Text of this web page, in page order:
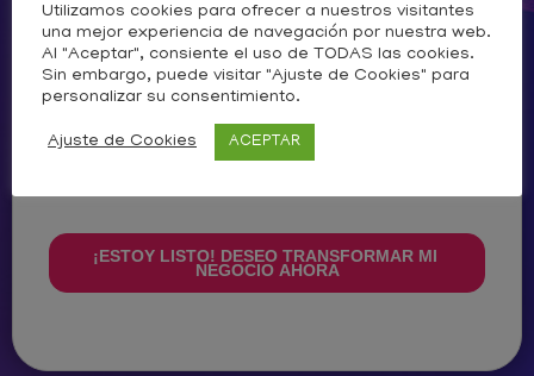
Utilizamos cookies para ofrecer a nuestros visitantes
una mejor experiencia de navegación por nuestra web.
Al "Aceptar", consiente el uso de TODAS las cookies.
Sin embargo, puede visitar "Ajuste de Cookies" para
personalizar su consentimiento.
Ajuste de Cookies ACEPTAR